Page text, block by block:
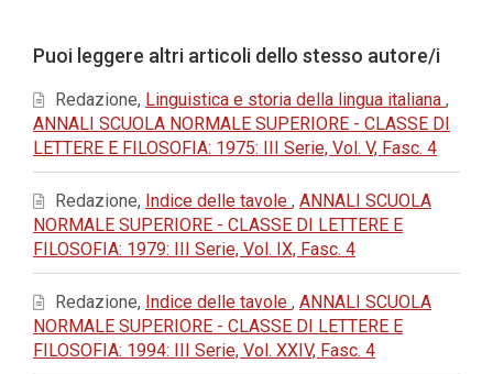
dell'articolo
Puoi leggere altri articoli dello stesso autore/i
Redazione, Linguistica e storia della lingua italiana ,
ANNALI SCUOLA NORMALE SUPERIORE - CLASSE DI
LETTERE E FILOSOFIA: 1975: III Serie, Vol. V, Fasc. 4
Redazione, Indice delle tavole , ANNALI SCUOLA
NORMALE SUPERIORE - CLASSE DI LETTERE E
FILOSOFIA: 1979: III Serie, Vol. IX, Fasc. 4
Redazione, Indice delle tavole , ANNALI SCUOLA
NORMALE SUPERIORE - CLASSE DI LETTERE E
FILOSOFIA: 1994: III Serie, Vol. XXIV, Fasc. 4